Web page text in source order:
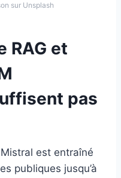
sur Unsplash
RAG et
pas
est entraîné
publiques jusqu’à